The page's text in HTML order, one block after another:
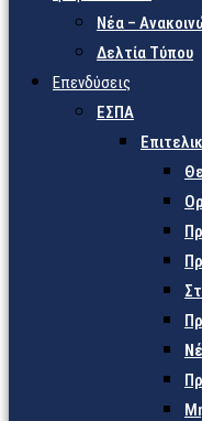
Νέα –
Δελτία Τύπου
Επενδύσεις
ΕΣΠΑ